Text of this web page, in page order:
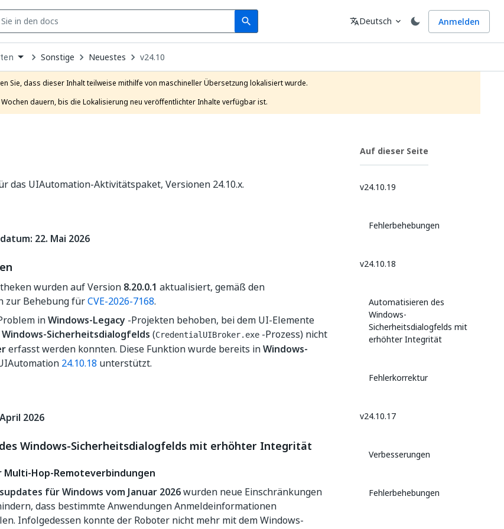
search
Search Sprache
translateDeutsch expand_more Anmelden
Sonstige Neuestes v24.10
Sie, dass dieser Inhalt teilweise mithilfe von maschineller Übersetzung lokalisiert wurde.
Wochen dauern, bis die Lokalisierung neu veröffentlichter Inhalte verfügbar ist.
das UIAutomation-Aktivitätspaket, Versionen 24.10.x.
22. Mai 2026
wurden auf Version 8.20.0.1 aktualisiert, gemäß den
zur Behebung fürCVE-2026-7168.
inWindows-Legacy -Projekten behoben, bei dem UI-Elemente
Windows-Sicherheitsdialogfelds (CredentialUIBroker.exe -Prozess) nicht
erfasst werden konnten. Diese Funktion wurde bereits inWindows-
24.10.18 unterstützt.
2026
Windows-Sicherheitsdialogfelds mit erhöhter Integrität
Hop-Remoteverbindungen
für Windows vom Januar 2026wurden neue Einschränkungen
dass bestimmte Anwendungen Anmeldeinformationen
Infolgedessen konnte der Roboter nicht mehr mit dem Windows-
Auf dieser Seite
v24.10.19
Fehlerbehebungen
v24.10.18
Automatisieren des
Windows-
Sicherheitsdialogfelds mit
erhöhter Integrität
Fehlerkorrektur
v24.10.17
Verbesserungen
Fehlerbehebungen